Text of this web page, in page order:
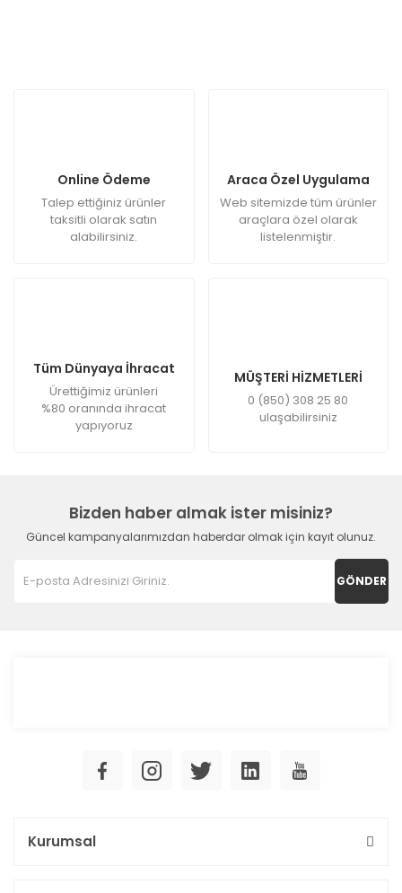
Online Ödeme
Talep ettiğiniz ürünler
taksitli olarak satın
alabilirsiniz.
Araca Özel Uygulama
Web sitemizde tüm ürünler
araçlara özel olarak
listelenmiştir.
Tüm Dünyaya İhracat
Ürettiğimiz ürünleri
%80 oranında ihracat
yapıyoruz
MÜŞTERİ HİZMETLERİ
0 (850) 308 25 80
ulaşabilirsiniz
Bizden haber almak ister misiniz?
Güncel kampanyalarımızdan haberdar olmak için kayıt olunuz.
GÖNDER
Kurumsal